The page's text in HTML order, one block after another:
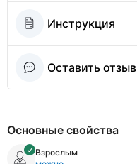
Инструкция
Оставить отзыв
Основные свойства
Взрослым